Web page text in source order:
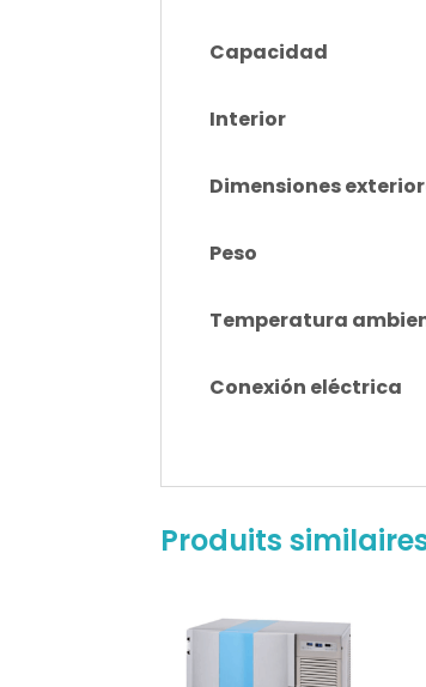
Capacidad
Interior
Dimensiones
Peso
Temperatura
Conexión eléctrica
Produits